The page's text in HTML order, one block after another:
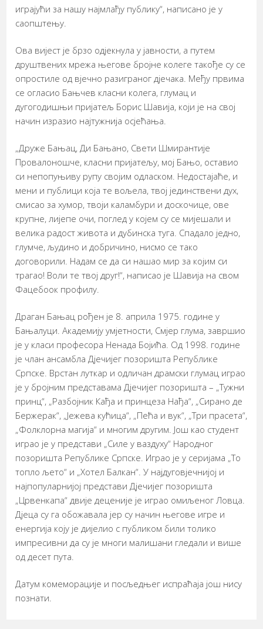
играјући за нашу најмлађу публику“, написано је у
саопштењу.
Ова вијест је брзо одјекнула у јавности, а путем
друштвених мрежа његове бројне колеге такође су се
опростиле од вјечно разиграног дјечака. Међу првима
се огласио Бањчев класни колега, глумац и
дугогодишњи пријатељ Борис Шавија, који је на свој
начин изразио најтужнија осјећања.
„Друже Бањац, Ди Бањано, Свети Шмирантије
Провалоношче, класни пријатељу, мој Бањо, оставио
си непопуњиву рупу својим одласком. Недостајаће, и
мени и публици која те вољела, твој јединствени дух,
смисао за хумор, твоји каламбури и доскочице, ове
крупне, лијепе очи, поглед у којем су се мијешали и
велика радост живота и дубинска туга. Спадало једно,
глумче, људино и добричино, нисмо се тако
договорили. Надам се да си нашао мир за којим си
трагао! Воли те твој друг!“, написао је Шавија на свом
Фацебоок профилу.
Драган Бањац рођен је 8. априла 1975. године у
Бањалуци. Академију умјетности, Смјер глума, завршио
је у класи професора Ненада Бојића. Од 1998. године
је члан ансамбла Дјечијег позоришта Републике
Српске. Врстан луткар и одличан драмски глумац играо
је у бројним представама Дјечијег позоришта – „Тужни
принц“, „Разбојник Кађа и принцеза Нађа“, „Сирано де
Бержерак“, „Јежева кућица“, „Пећа и вук“, „Три прасета“,
„Фолклорна магија“ и многим другим. Још као студент
играо је у представи „Силе у ваздуху“ Народног
позоришта Републике Српске. Играо је у серијама „То
топло љето“ и „Хотел Балкан“. У најдуговјечнијој и
најпопуларнијој представи Дјечијег позоришта
„Црвенкапа“ двије деценије је играо омиљеног Ловца.
Дјеца су га обожавала јер су начин његове игре и
енергија коју је дијелио с публиком били толико
импресивни да су је многи малишани гледали и више
од десет пута.
Датум комеморације и посљедњег испраћаја још нису
познати.